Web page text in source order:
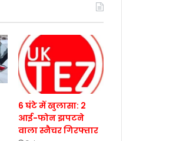
6 घंटे में खुलासा: 2
आई-फोन झपटने
वाला स्नैचर गिरफ्तार